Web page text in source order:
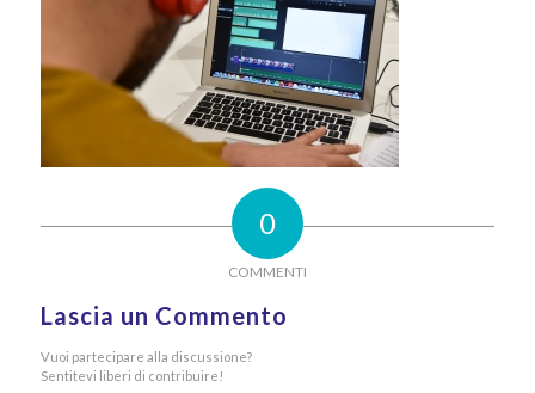
0
COMMENTI
Lascia un Commento
Vuoi partecipare alla discussione?
Sentitevi liberi di contribuire!